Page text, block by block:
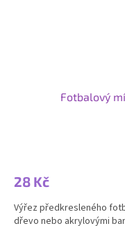
Fotbalový
28 Kč
Výřez předkresleného
dřevo nebo akrylovými